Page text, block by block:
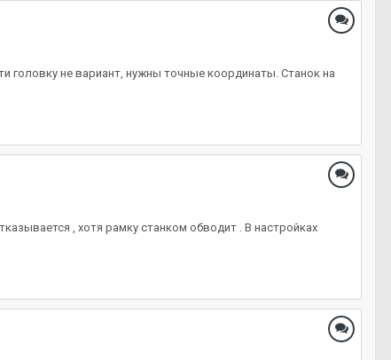
головку не вариант, нужны точные координаты. Станок на
, хотя рамку станком обводит . В настройках